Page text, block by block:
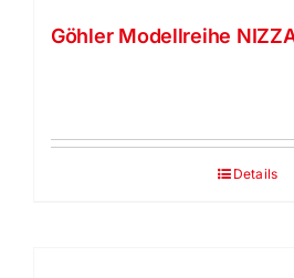
Göhler Modellreihe
Details